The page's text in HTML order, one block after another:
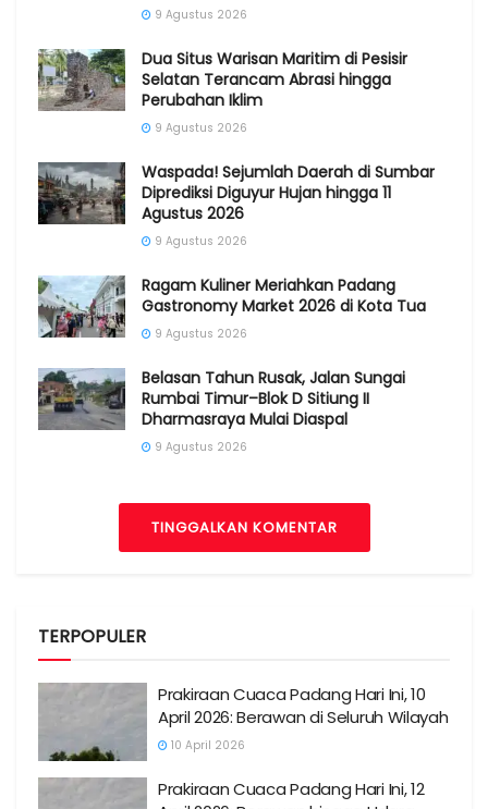
9 Agustus 2026
Dua Situs Warisan Maritim di Pesisir
Selatan Terancam Abrasi hingga
Perubahan Iklim
9 Agustus 2026
Waspada! Sejumlah Daerah di Sumbar
Diprediksi Diguyur Hujan hingga 11
Agustus 2026
9 Agustus 2026
Ragam Kuliner Meriahkan Padang
Gastronomy Market 2026 di Kota Tua
9 Agustus 2026
Belasan Tahun Rusak, Jalan Sungai
Rumbai Timur–Blok D Sitiung II
Dharmasraya Mulai Diaspal
9 Agustus 2026
TINGGALKAN KOMENTAR
TERPOPULER
Prakiraan Cuaca Padang Hari Ini, 10
April 2026: Berawan di Seluruh Wilayah
10 April 2026
Prakiraan Cuaca Padang Hari Ini, 12